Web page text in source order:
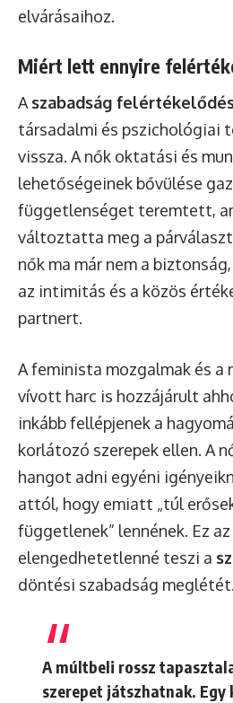
elvárásaihoz.
Miért lett ennyire
A szabadság
társadalmi és pszichológiai
vissza. A nők oktatási és
lehetőségeinek bővülése
függetlenséget teremtett,
változtatta meg a
nők ma már nem a
az intimitás és a közös
partnert.
A feminista mozgalmak és a
vívott harc is hozzájárult
inkább fellépjenek a
korlátozó szerepek ellen. A
hangot adni egyéni
attól, hogy emiatt „túl
függetlenek” lennének. Ez
elengedhetetlenné teszi a
döntési szabadság meglétét.
A múltbeli rossz
szerepet játszhatnak. Egy